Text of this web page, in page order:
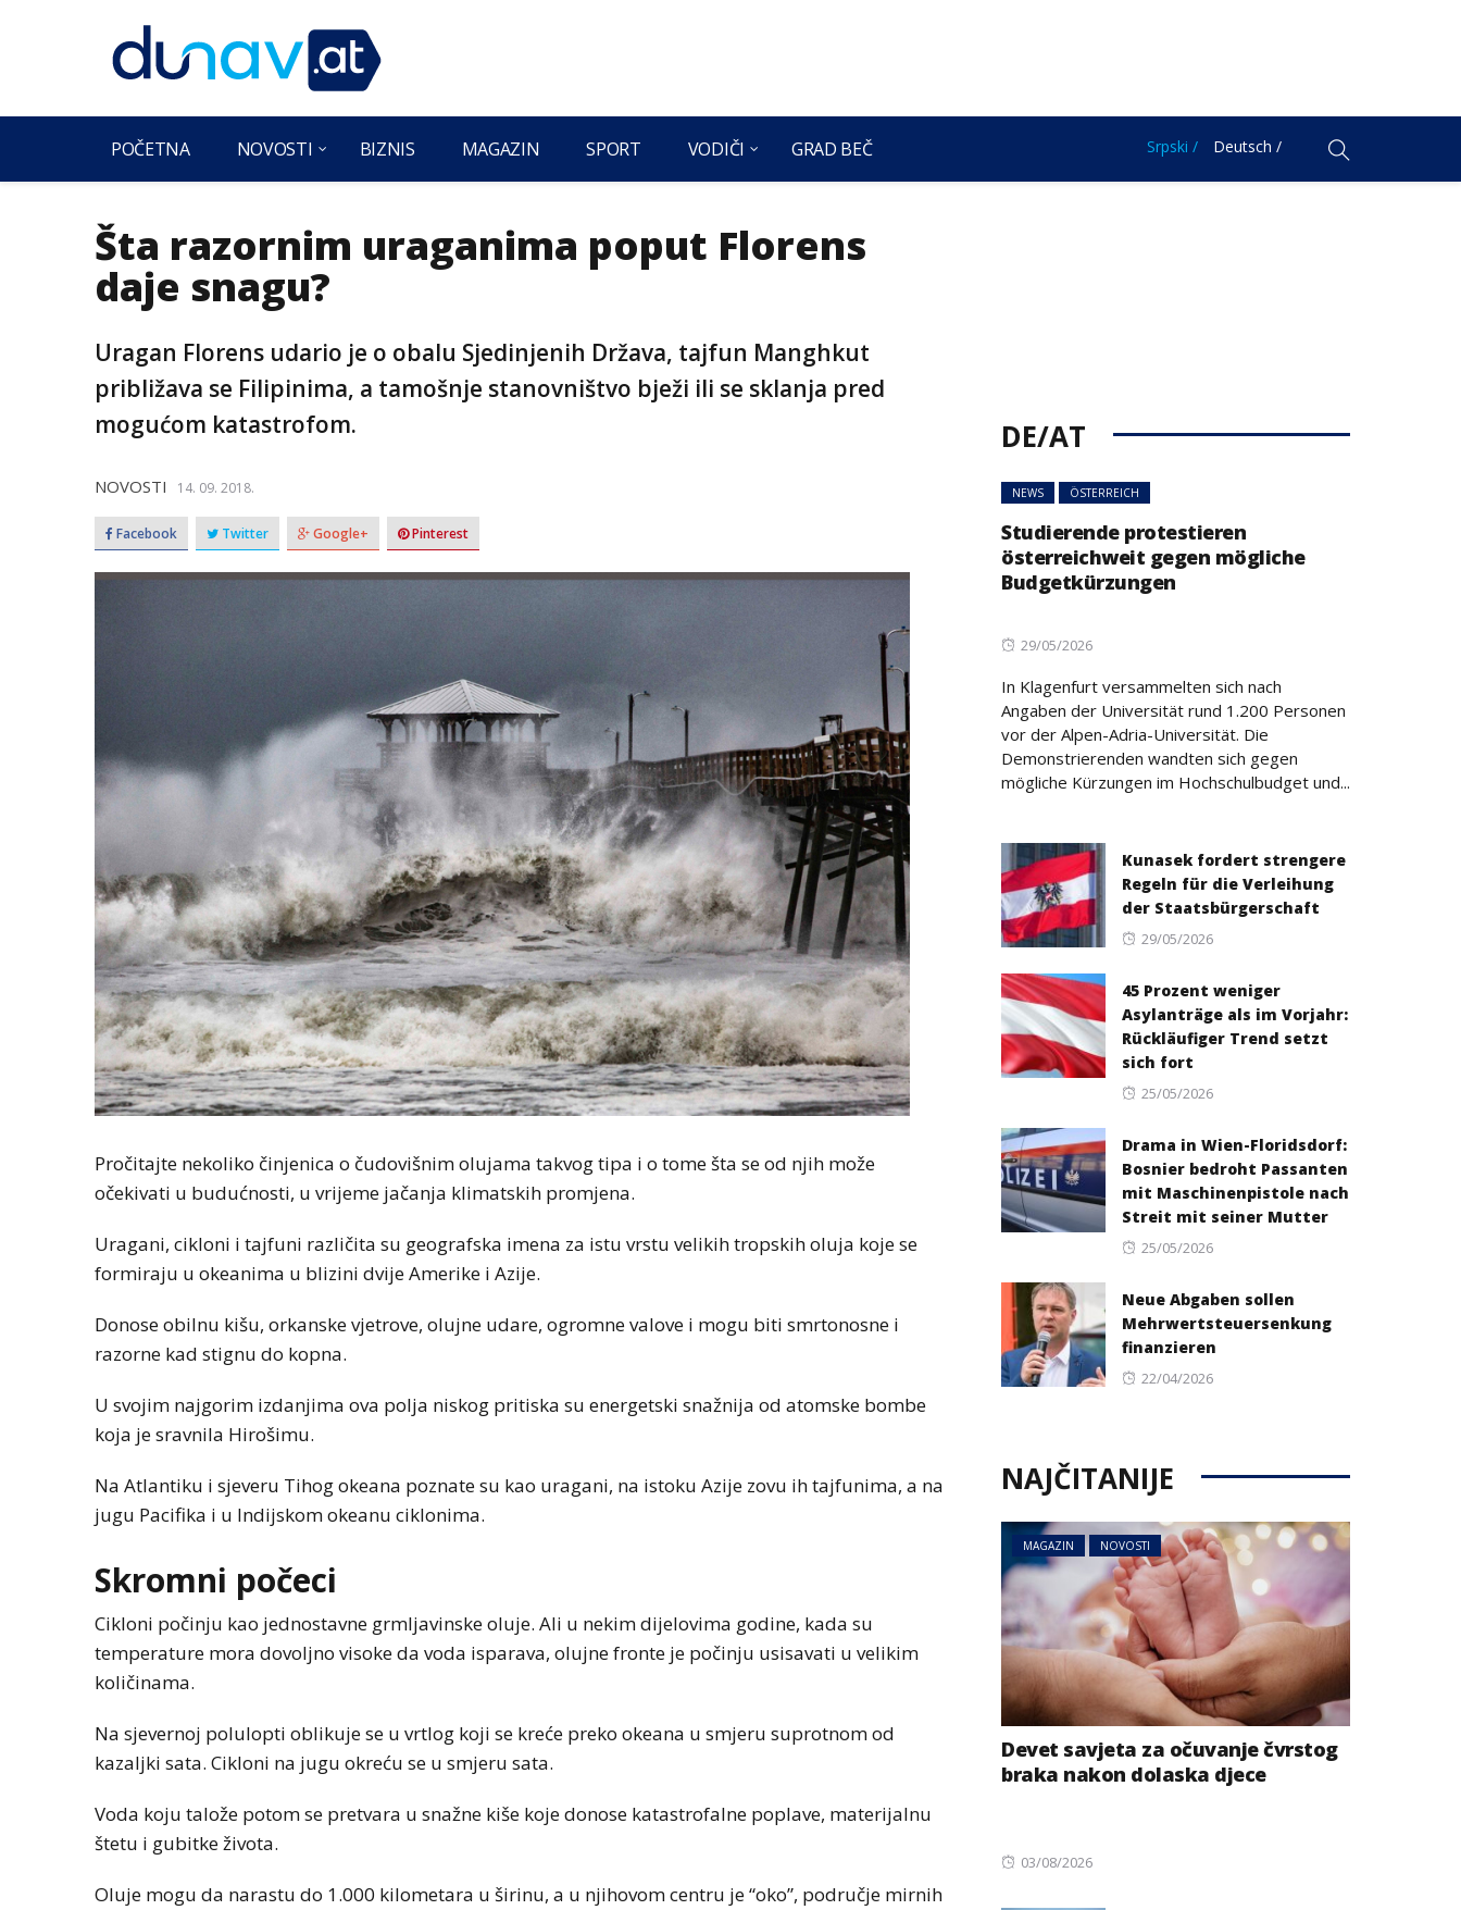
POČETNA NOVOSTI BIZNIS MAGAZIN SPORT VODIČI GRAD BEČ Srpski / Deutsch /
Šta razornim uraganima poput Florens
daje snagu?
Uragan Florens udario je o obalu Sjedinjenih Država, tajfun Manghkut
približava se Filipinima, a tamošnje stanovništvo bježi ili se sklanja pred
mogućom katastrofom.
NOVOSTI 14. 09. 2018.
Facebook Twitter Google+ Pinterest
Pročitajte nekoliko činjenica o čudovišnim olujama takvog tipa i o tome šta se od njih može
očekivati u budućnosti, u vrijeme jačanja klimatskih promjena.
Uragani, cikloni i tajfuni različita su geografska imena za istu vrstu velikih tropskih oluja koje se
formiraju u okeanima u blizini dvije Amerike i Azije.
Donose obilnu kišu, orkanske vjetrove, olujne udare, ogromne valove i mogu biti smrtonosne i
razorne kad stignu do kopna.
U svojim najgorim izdanjima ova polja niskog pritiska su energetski snažnija od atomske bombe
koja je sravnila Hirošimu.
Na Atlantiku i sjeveru Tihog okeana poznate su kao uragani, na istoku Azije zovu ih tajfunima, a na
jugu Pacifika i u Indijskom okeanu ciklonima.
Skromni počeci
Cikloni počinju kao jednostavne grmljavinske oluje. Ali u nekim dijelovima godine, kada su
temperature mora dovoljno visoke da voda isparava, olujne fronte je počinju usisavati u velikim
količinama.
Na sjevernoj polulopti oblikuje se u vrtlog koji se kreće preko okeana u smjeru suprotnom od
kazaljki sata. Cikloni na jugu okreću se u smjeru sata.
Voda koju talože potom se pretvara u snažne kiše koje donose katastrofalne poplave, materijalnu
štetu i gubitke života.
Oluje mogu da narastu do 1.000 kilometara u širinu, a u njihovom centru je “oko”, područje mirnih
DE/AT
NEWS ÖSTERREICH
Studierende protestieren
österreichweit gegen mögliche
Budgetkürzungen
Posted
29/05/2026
In Klagenfurt versammelten sich nach
Angaben der Universität rund 1.200 Personen
vor der Alpen-Adria-Universität. Die
Demonstrierenden wandten sich gegen
mögliche Kürzungen im Hochschulbudget und...
Kunasek fordert strengere
Regeln für die Verleihung
der Staatsbürgerschaft
Posted
29/05/2026
45 Prozent weniger
Asylanträge als im Vorjahr:
Rückläufiger Trend setzt
sich fort
Posted
25/05/2026
Drama in Wien-Floridsdorf:
Bosnier bedroht Passanten
mit Maschinenpistole nach
Streit mit seiner Mutter
Posted
25/05/2026
Neue Abgaben sollen
Mehrwertsteuersenkung
finanzieren
Posted
22/04/2026
NAJČITANIJE
MAGAZIN NOVOSTI
Devet savjeta za očuvanje čvrstog
braka nakon dolaska djece
Posted
03/08/2026